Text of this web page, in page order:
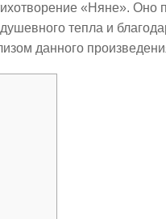
«Няне». Оно
тепла и
данного